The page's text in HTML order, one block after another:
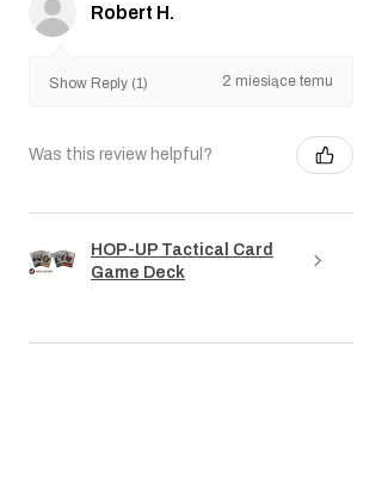
Robert H.
Show Reply (1) 2 miesiące temu
Was this review helpful?
HOP-UP Tactical Card
Game Deck